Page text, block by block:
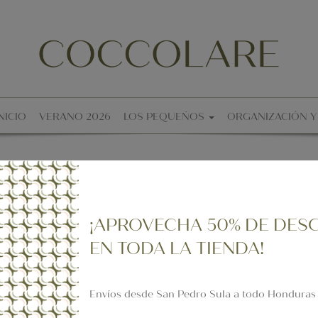
VERANO 2026 LOS PEQUEÑOS ORGANIZACIÓN
-50% -50%
¡APROVECHA 50% DE
EN TODA LA TIENDA!
Envíos desde San Pedro Sula a todo Honduras